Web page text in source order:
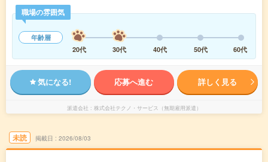
職場の雰囲気
年齢層
20代
30代 40代 50代 60代
気になる! 応募へ進む 詳しく見る
派遣会社 株式会社テクノ・サービス（無期雇用派遣）
未読 掲載日 2026/08/03